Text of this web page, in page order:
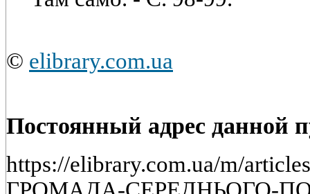
© elibrary.com.ua
Постоянный адрес данной
https://elibrary.com.ua/m/